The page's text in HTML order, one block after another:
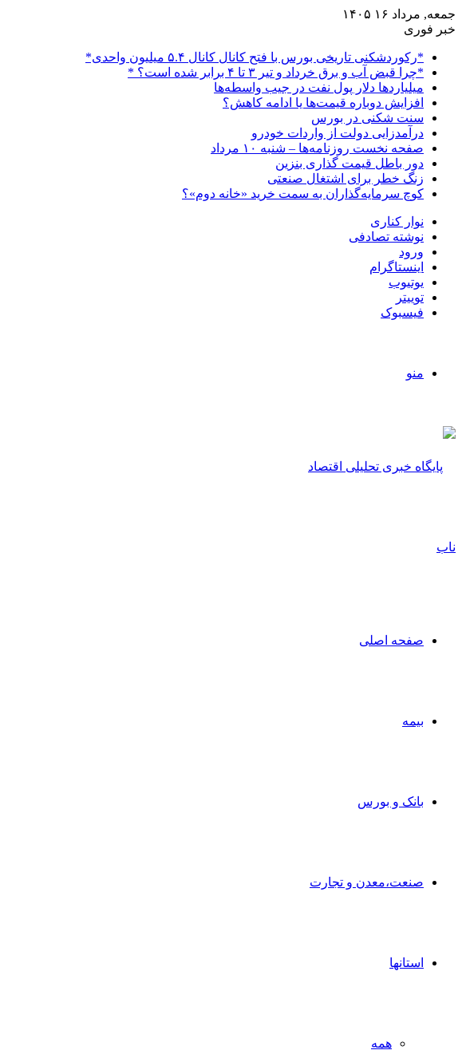
جمعه, مرداد ۱۶ ۱۴۰۵
خبر فوری
*رکوردشکنی تاریخی بورس با فتح کانال کانال ۵.۴ میلیون واحدی*
*چرا قبض آب و برق خرداد و تیر ۳ تا ۴ برابر شده است؟ *
میلیاردها دلار پول نفت در جیب واسطه‌ها
افزایش دوباره قیمت‌ها یا ادامه کاهش؟
سنت شکنی در بورس
درآمدزایی دولت از واردات خودرو
صفحه نخست روزنامه‌ها – شنبه ۱۰ مرداد
دور باطل قیمت گذاری بنزین
زنگ خطر برای اشتغال صنعتی
کوچ سرمایه‌گذاران به سمت خرید «خانه دوم»؟
نوار کناری
نوشته تصادفی
ورود
اینستاگرام
یوتیوب
توییتر
فیسبوک
منو
صفحه اصلی
بیمه
بانک و بورس
صنعت،معدن و تجارت
استانها
همه